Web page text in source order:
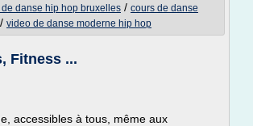
danse hip hop bruxelles / cours de danse
/ video de danse moderne hip hop
Fitness ...
accessibles à tous, même aux